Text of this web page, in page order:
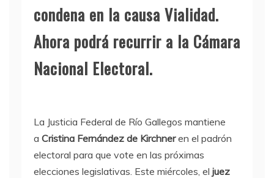
condena en la causa Vialidad.
Ahora podrá recurrir a la Cámara
Nacional Electoral.
La Justicia Federal de Río Gallegos mantiene
a Cristina Fernández de Kirchneren el padrón
electoral para que vote en las próximas
elecciones legislativas. Este miércoles, el juez